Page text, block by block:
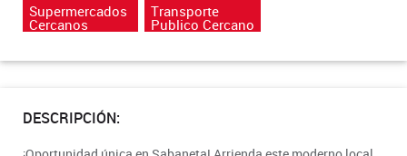
Supermercados
Cercanos
Transporte
Publico Cercano
DESCRIPCIÓN: